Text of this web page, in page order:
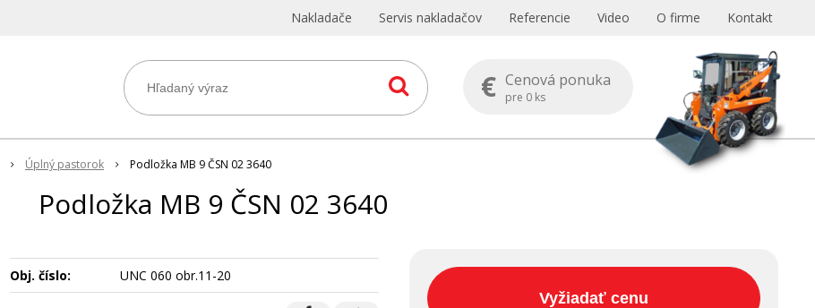
€ Cenová ponuka
pre 0 ks
Nakladače Servis nakladačov Referencie Video O firme Kontakt
Úplný pastorok Podložka MB 9 ČSN 02 3640
Podložka MB 9 ČSN 02 3640
Vyžiadať cenu
Obj. číslo: UNC 060 obr.11-20